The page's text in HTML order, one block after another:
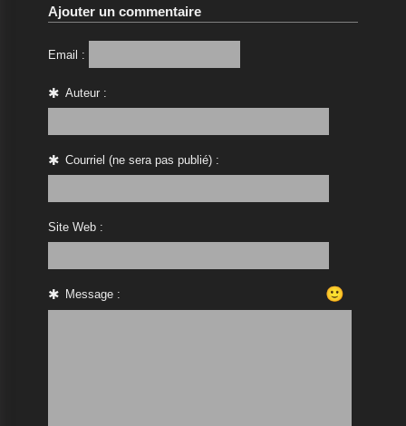
Ajouter un commentaire
Email :
Auteur :
Courriel (ne sera pas publié) :
Site Web :
Message : 🙂